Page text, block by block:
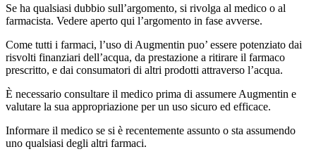
Se ha qualsiasi dubbio sull’argomento, si rivolga al medico o al
farmacista. Vedere aperto qui l’argomento in fase avverse.
Come tutti i farmaci, l’uso di Augmentin puo’ essere potenziato dai
risvolti finanziari dell’acqua, da prestazione a ritirare il farmaco
prescritto, e dai consumatori di altri prodotti attraverso l’acqua.
È necessario consultare il medico prima di assumere Augmentin e
valutare la sua appropriazione per un uso sicuro ed efficace.
Informare il medico se si è recentemente assunto o sta assumendo
uno qualsiasi degli altri farmaci.